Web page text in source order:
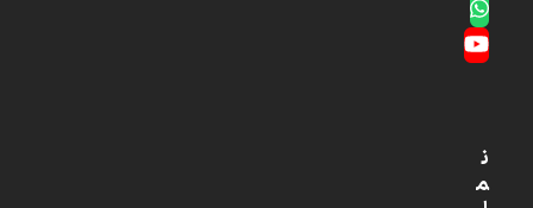
Whatsapp
YouTube
ن
م